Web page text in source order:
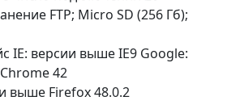
FTP; Micro SD (256 Гб);
IE: версии выше IE9 Google:
42
выше Firefox 48.0.2